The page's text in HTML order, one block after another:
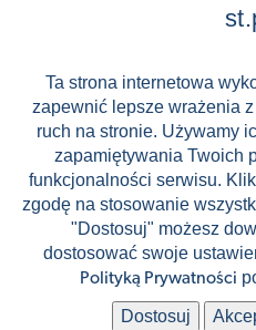
Zniżki
FAQ
ST INCENTIVE
Stock images by Depositphotos
Ta strona internetowa
zapewnić lepsze wrażenia
ruch na stronie. Używamy
zapamiętywania Twoich
funkcjonalności serwisu.
zgodę na stosowanie
"Dostosuj" możesz
dostosować swoje
Polityką Prywatności
Dostosuj